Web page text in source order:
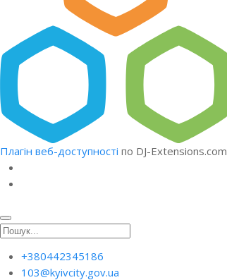
Плагін веб-доступності по DJ-Extensions.com
+380442345186
103@kyivcity.gov.ua